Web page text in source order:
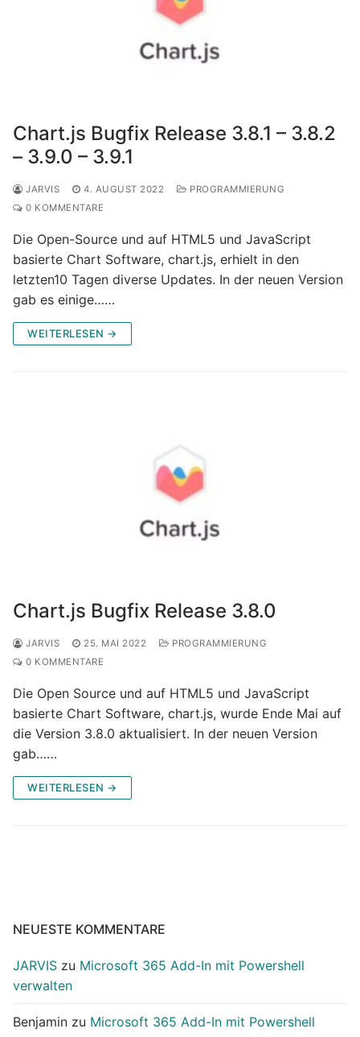
Chart.js Bugfix Release 3.8.1 – 3.8.2
– 3.9.0 – 3.9.1
JARVIS 4. AUGUST 2022
PROGRAMMIERUNG
0 KOMMENTARE
Die Open-Source und auf HTML5 und JavaScript
basierte Chart Software, chart.js, erhielt in den
letzten10 Tagen diverse Updates. In der neuen Version
gab es einige……
WEITERLESEN →
Chart.js Bugfix Release 3.8.0
JARVIS 25. MAI 2022
PROGRAMMIERUNG
0 KOMMENTARE
Die Open Source und auf HTML5 und JavaScript
basierte Chart Software, chart.js, wurde Ende Mai auf
die Version 3.8.0 aktualisiert. In der neuen Version
gab……
WEITERLESEN →
NEUESTE KOMMENTARE
JARVIS zu Microsoft 365 Add-In mit Powershell
verwalten
Benjamin zu Microsoft 365 Add-In mit Powershell